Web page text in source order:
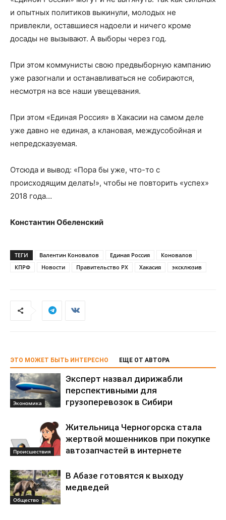
и опытных политиков выкинули, молодых не
привлекли, оставшиеся надоели и ничего кроме
досады не вызывают. А выборы через год.
При этом коммунисты свою предвыборную кампанию
уже разогнали и останавливаться не собираются,
несмотря на все наши увещевания.
При этом «Единая Россия» в Хакасии на самом деле
уже давно не единая, а клановая, междусобойная и
непредсказуемая.
Отсюда и вывод: «Пора бы уже, что-то с
происходящим делать!», чтобы не повторить «успех»
2018 года…
Константин Обеленский
ТЕГИ Валентин Коновалов Единая Россия
Коновалов
КПРФ
Новости Правительство РХ Хакасия эксклюзив
ЭТО МОЖЕТ БЫТЬ ИНТЕРЕСНО ЕЩЕ ОТ АВТОРА
Экономика
Эксперт назвал дирижабли
перспективными для
грузоперевозок в Сибири
Происшествия
Жительница Черногорска стала
жертвой мошенников при покупке
автозапчастей в интернете
Общество
В Абазе готовятся к выходу
медведей